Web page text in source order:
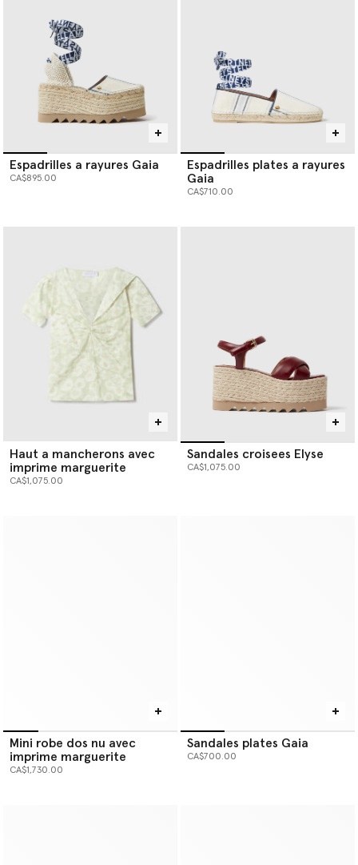
Espadrilles a rayures Gaia
CA$895.00
Espadrilles plates a rayures
Gaia
CA$710.00
Haut a mancherons avec
imprime marguerite
CA$1,075.00
Sandales croisees Elyse
CA$1,075.00
Mini robe dos nu avec
imprime marguerite
CA$1,730.00
Sandales plates Gaia
CA$700.00